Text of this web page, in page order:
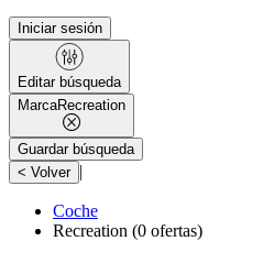
Iniciar sesión
Editar búsqueda
MarcaRecreation
Guardar búsqueda
< Volver |
Coche
Recreation (0 ofertas)